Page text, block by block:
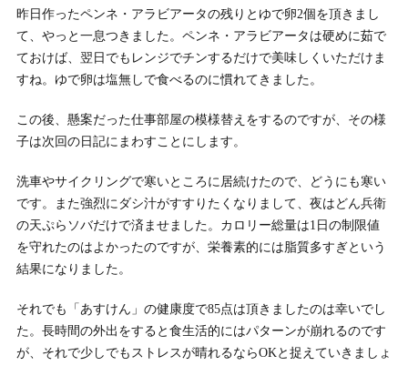
昨日作ったペンネ・アラビアータの残りとゆで卵2個を頂きまし
て、やっと一息つきました。ペンネ・アラビアータは硬めに茹で
ておけば、翌日でもレンジでチンするだけで美味しくいただけま
すね。ゆで卵は塩無しで食べるのに慣れてきました。
この後、懸案だった仕事部屋の模様替えをするのですが、その様
子は次回の日記にまわすことにします。
洗車やサイクリングで寒いところに居続けたので、どうにも寒い
です。また強烈にダシ汁がすすりたくなりまして、夜はどん兵衛
の天ぷらソバだけで済ませました。カロリー総量は1日の制限値
を守れたのはよかったのですが、栄養素的には脂質多すぎという
結果になりました。
それでも「あすけん」の健康度で85点は頂きましたのは幸いでし
た。長時間の外出をすると食生活的にはパターンが崩れるのです
が、それで少しでもストレスが晴れるならOKと捉えていきましょ